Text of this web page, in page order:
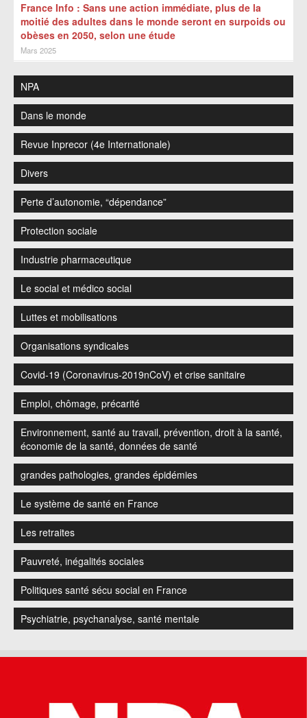
France Info : Sans une action immédiate, plus de la
moitié des adultes dans le monde seront en surpoids ou
obèses en 2050, selon une étude
Mars 2025
NPA
Dans le monde
Revue Inprecor (4e Internationale)
Divers
Perte d’autonomie, “dépendance”
Protection sociale
Industrie pharmaceutique
Le social et médico social
Luttes et mobilisations
Organisations syndicales
Covid-19 (Coronavirus-2019nCoV) et crise sanitaire
Emploi, chômage, précarité
Environnement, santé au travail, prévention, droit à la santé,
économie de la santé, données de santé
grandes pathologies, grandes épidémies
Le système de santé en France
Les retraites
Pauvreté, inégalités sociales
Politiques santé sécu social en France
Psychiatrie, psychanalyse, santé mentale